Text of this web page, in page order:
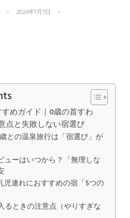
2026年1月7日
めガイド｜0歳の首すわ
点と失敗しない宿選び
との温泉旅行は「宿選び」が
ューはいつから？「無理しな
児連れにおすすめの宿「5つの
るときの注意点（やりすぎな